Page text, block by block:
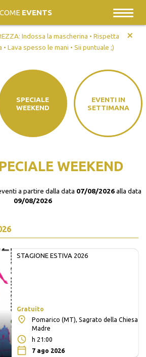
EVENTS
Indossa la mascherina • Rispetta
Lava spesso le mani • Sii puntuale ;)
+
SPECIALE
WEEKEND
EVENTI IN
SETTIMANA
WEEKEND
a partire dalla data 07/08/2026alla data
09/08/2026
STAGIONE ESTIVA 2026
Gratuito
Pomarico (MT), Sagrato della Chiesa
Madre
h 21:00
7 ago 2026